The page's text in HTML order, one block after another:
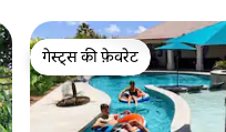
गेस्ट्स की फ़ेवरेट
गेस्ट्स की फ़ेवरेट